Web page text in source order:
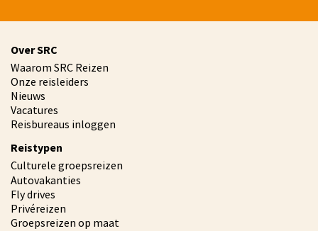
Over SRC
Waarom SRC Reizen
Onze reisleiders
Nieuws
Vacatures
Reisbureaus inloggen
Reistypen
Culturele groepsreizen
Autovakanties
Fly drives
Privéreizen
Groepsreizen op maat